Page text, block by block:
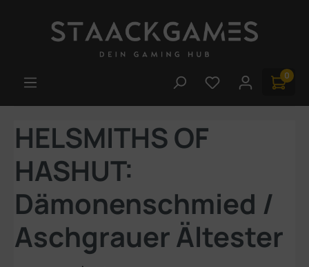
Du hast 0 0
HELSMITHS OF
HASHUT:
Dämonenschmied /
Aschgrauer Ältester